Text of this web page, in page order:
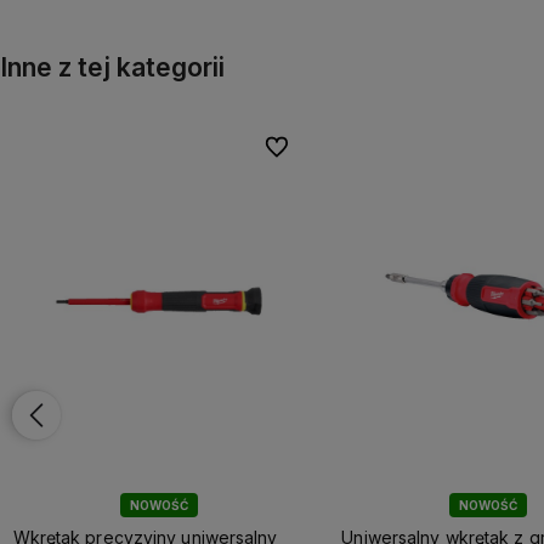
Inne z tej kategorii
NOWOŚĆ
Wkrętak precyzyjny uniwersalny
Do ulubionych
Do ulubionych
NOWOŚĆ
Uniwersalny wkrętak z